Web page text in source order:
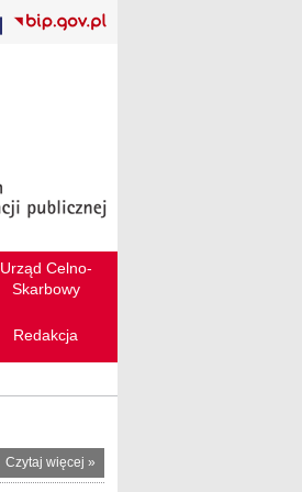
Urząd Celno-
Skarbowy
Redakcja
Czytaj więcej o Kontrola
zarządcza
»